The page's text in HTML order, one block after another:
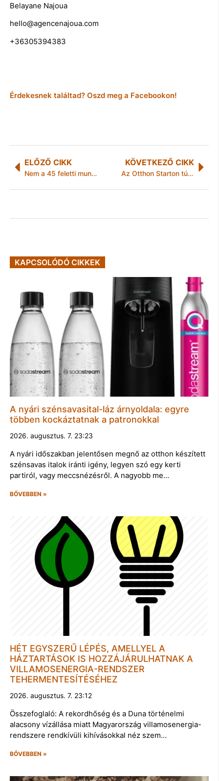
Belayane Najoua
hello@agencenajoua.com
+36305394383
Érdekesnek találtad? Oszd meg a Facebookon!
ELŐZŐ CIKK
Nem a 45 feletti munkavállaló lusta tanulni, hanem a magyar vállalati szféra képtelen strukturáltan képezni
KÖVETKEZŐ CIKK
Az Otthon Starton túl: Kedvezőbb időszak jöhet a piaci lakáshitelek számára
KAPCSOLÓDÓ CIKKEK
A nyári szénsavasital-láz árnyoldala: egyre
többen kockáztatnak a patronokkal
2026. augusztus. 7. 23:23
A nyári időszakban jelentősen megnő az otthon készített
szénsavas italok iránti igény, legyen szó egy kerti
partiról, vagy meccsnézésről. A nagyobb me…
BŐVEBBEN »
HÉT EGYSZERŰ LÉPÉS, AMELLYEL A
HÁZTARTÁSOK IS HOZZÁJÁRULHATNAK A
VILLAMOSENERGIA-RENDSZER
TEHERMENTESÍTÉSÉHEZ
2026. augusztus. 7. 23:12
Összefoglaló: A rekordhőség és a Duna történelmi
alacsony vízállása miatt Magyarország villamosenergia-
rendszere rendkívüli kihívásokkal néz szem…
BŐVEBBEN »